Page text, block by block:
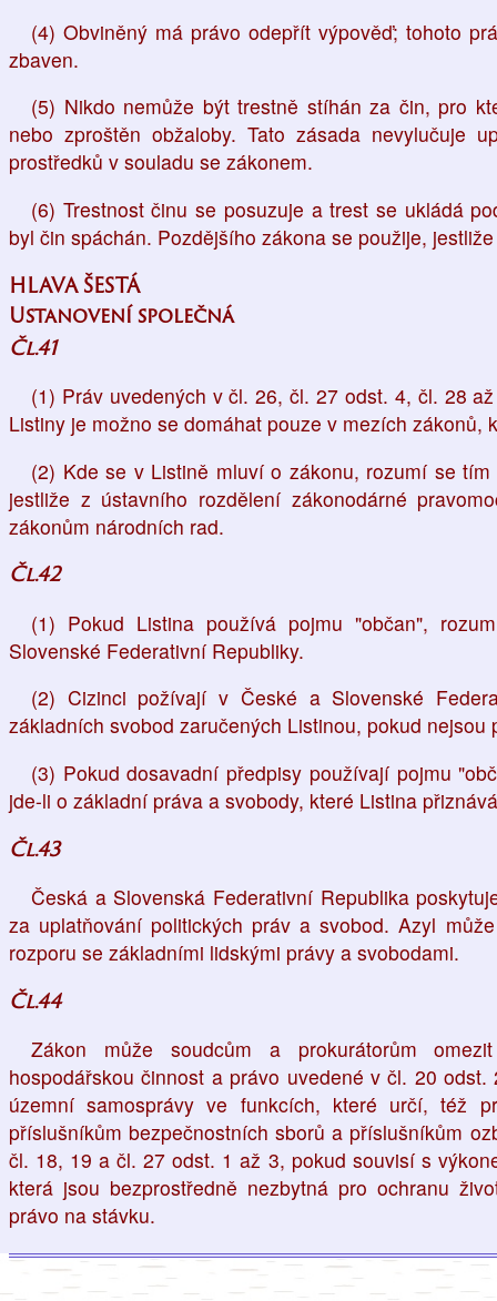
(4) Obviněný má právo odepřít výpověď; tohoto
zbaven.
(5) Nikdo nemůže být trestně stíhán za čin, pro
nebo zproštěn obžaloby. Tato zásada nevylučuje
prostředků v souladu se zákonem.
(6) Trestnost činu se posuzuje a trest se ukládá
byl čin spáchán. Pozdějšího zákona se použije,
HLAVA ŠESTÁ
Ustanovení společná
Čl.41
(1) Práv uvedených v čl. 26, čl. 27 odst. 4, čl. 28
Listiny je možno se domáhat pouze v mezích zákonů,
(2) Kde se v Listině mluví o zákonu, rozumí se
jestliže z ústavního rozdělení zákonodárné
zákonům národních rad.
Čl.42
(1) Pokud Listina používá pojmu "občan",
Slovenské Federativní Republiky.
(2) Cizinci požívají v České a Slovenské
základních svobod zaručených Listinou, pokud nejsou
(3) Pokud dosavadní předpisy používají pojmu
jde-li o základní práva a svobody, které Listina
Čl.43
Česká a Slovenská Federativní Republika
za uplatňování politických práv a svobod. Azyl
rozporu se základními lidskými právy a svobodami.
Čl.44
Zákon může soudcům a prokurátorům
hospodářskou činnost a právo uvedené v čl. 20
územní samosprávy ve funkcích, které určí, též
příslušníkům bezpečnostních sborů a příslušníkům
čl. 18, 19 a čl. 27 odst. 1 až 3, pokud souvisí s
která jsou bezprostředně nezbytná pro ochranu
právo na stávku.